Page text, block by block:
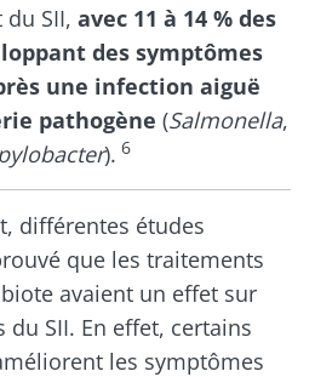
SII, avec 11 à 14 % des
des symptômes
une infection aiguë
pathogène (Salmonella,
). 6
différentes études
que les traitements
avaient un effet sur
du SII. En effet, certains
les symptômes